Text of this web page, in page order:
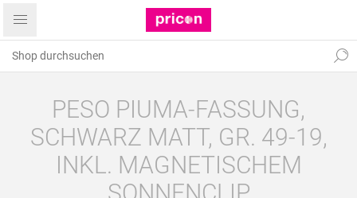
PESO PIUMA-FASSUNG,
SCHWARZ MATT, GR. 49-19,
INKL. MAGNETISCHEM